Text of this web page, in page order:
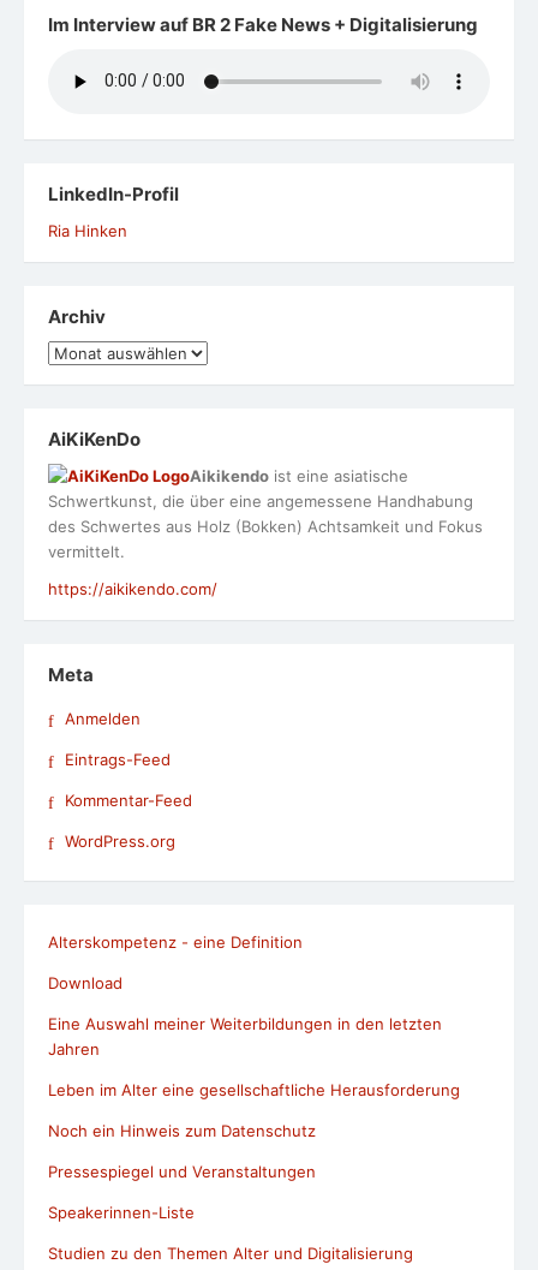
Im Interview auf BR 2 Fake News + Digitalisierung
LinkedIn-Profil
Ria Hinken
Archiv
Archiv
AiKiKenDo
Aikikendo ist eine asiatische
Schwertkunst, die über eine angemessene Handhabung
des Schwertes aus Holz (Bokken) Achtsamkeit und Fokus
vermittelt.
https://aikikendo.com/
Meta
Anmelden
Eintrags-Feed
Kommentar-Feed
WordPress.org
Alterskompetenz - eine Definition
Download
Eine Auswahl meiner Weiterbildungen in den letzten
Jahren
Leben im Alter eine gesellschaftliche Herausforderung
Noch ein Hinweis zum Datenschutz
Pressespiegel und Veranstaltungen
Speakerinnen-Liste
Studien zu den Themen Alter und Digitalisierung